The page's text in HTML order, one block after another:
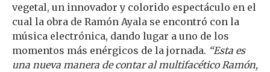
vegetal, un innovador y colorido espectáculo en el
cual la obra de Ramón Ayala se encontró con la
música electrónica, dando lugar a uno de los
momentos más enérgicos de la jornada. “Esta es
una nueva manera de contar al multifacético Ramón,